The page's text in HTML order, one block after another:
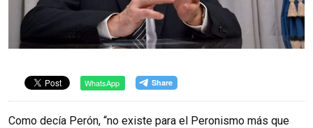
WhatsApp
Como decía Perón, “no existe para el Peronismo más que